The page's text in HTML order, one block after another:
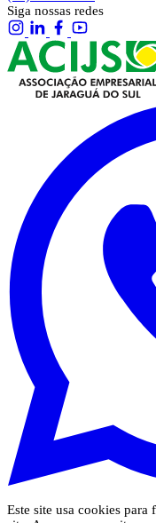
Siga nossas redes
Este site usa cookies para